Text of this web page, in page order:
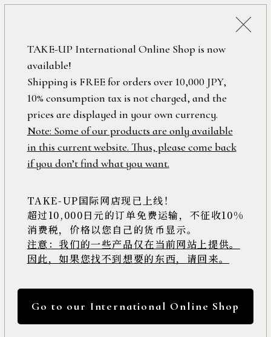
ONLINE SHOP
フリーワード
在庫なし含む
アイテム
ロ
グ
イ
ン
/
新
規
会
登
録
>>
Online
Shop
TAKE-UP International Online Shop is now
available!
Shipping is FREE for orders over 10,000 JPY,
10% consumption tax is not charged, and the
prices are displayed in your own currency.
Note: Some of our products are only available
in this current website. Thus, please come back
if you don’t find what you want.
TAKE-UP国际网店现已上线！
超过10,000日元的订单免费运输，不征收10%
消费税，价格以您自己的货币显示。
注意：我们的一些产品仅在当前网站上提供。
因此，如果您找不到想要的东西，请回来。
Go to our International Online Shop